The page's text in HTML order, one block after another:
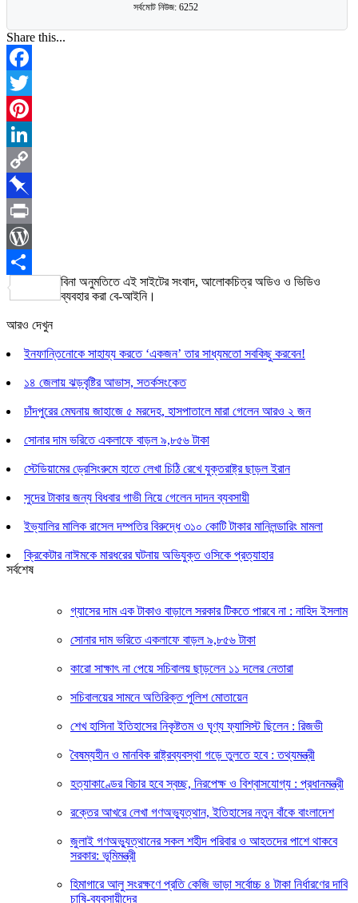
সর্বমোট নিউজ: 6252
Share this...
Facebook
Twitter
Pinterest
LinkedIn
Copy
Link
Pinboard
Print
WordPress
Share
বিনা অনুমতিতে এই সাইটের সংবাদ, আলোকচিত্র অডিও ও ভিডিও
ব্যবহার করা বে-আইনি।
আরও দেখুন
ইনফান্তিনোকে সাহায্য করতে ‘একজন’ তার সাধ্যমতো সবকিছু করবেন!
১৪ জেলায় ঝড়বৃষ্টির আভাস, সতর্কসংকেত
চাঁদপুরের মেঘনায় জাহাজে ৫ মরদেহ, হাসপাতালে মারা গেলেন আরও ২ জন
সোনার দাম ভরিতে একলাফে বাড়ল ৯,৮৫৬ টাকা
স্টেডিয়ামের ড্রেসিংরুমে হাতে লেখা চিঠি রেখে যুক্তরাষ্ট্র ছাড়ল ইরান
সুদের টাকার জন্য বিধবার গাভী নিয়ে গেলেন দাদন ব্যবসায়ী
ইভ্যালির মালিক রাসেল দম্পতির বিরুদ্ধে ৩১০ কোটি টাকার মানিলন্ডারিং মামলা
ক্রিকেটার নাঈমকে মারধরের ঘটনায় অভিযুক্ত ওসিকে প্রত্যাহার
সর্বশেষ
গ্যাসের দাম এক টাকাও বাড়ালে সরকার টিকতে পারবে না : নাহিদ ইসলাম
সোনার দাম ভরিতে একলাফে বাড়ল ৯,৮৫৬ টাকা
কারো সাক্ষাৎ না পেয়ে সচিবালয় ছাড়লেন ১১ দলের নেতারা
সচিবালয়ের সামনে অতিরিক্ত পুলিশ মোতায়েন
শেখ হাসিনা ইতিহাসের নিকৃষ্টতম ও ঘৃণ্য ফ্যাসিস্ট ছিলেন : রিজভী
বৈষম্যহীন ও মানবিক রাষ্ট্রব্যবস্থা গড়ে তুলতে হবে : তথ্যমন্ত্রী
হত্যাকাণ্ডের বিচার হবে স্বচ্ছ, নিরপেক্ষ ও বিশ্বাসযোগ্য : প্রধানমন্ত্রী
রক্তের আখরে লেখা গণঅভ্যুত্থান, ইতিহাসের নতুন বাঁকে বাংলাদেশ
জুলাই গণঅভ্যুত্থানের সকল শহীদ পরিবার ও আহতদের পাশে থাকবে
সরকার: ভূমিমন্ত্রী
হিমাগারে আলু সংরক্ষণে প্রতি কেজি ভাড়া সর্বোচ্চ ৪ টাকা নির্ধারণের দাবি
চাষি-ব্যবসায়ীদের